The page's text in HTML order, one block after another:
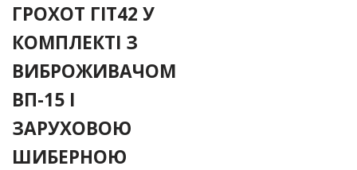
ГРОХОТ ГІТ42 У
КОМПЛЕКТІ З
ВИБРОЖИВАЧОМ
ВП-15 І
ЗАРУХОВОЮ
ШИБЕРНОЮ